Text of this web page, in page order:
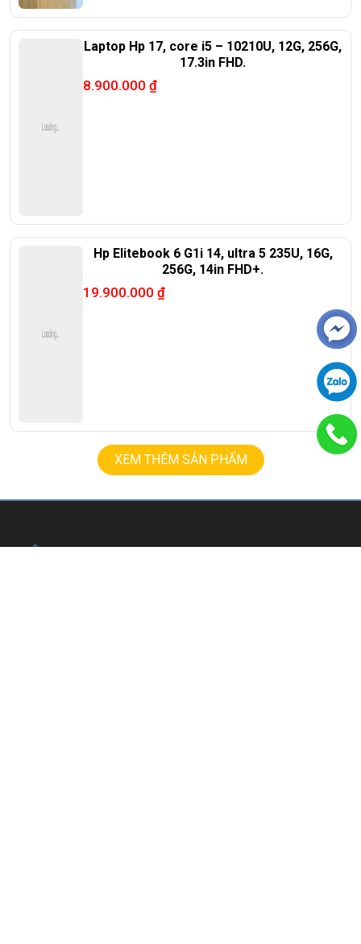
Laptop Hp 17, core i5 – 10210U, 12G, 256G,
17.3in FHD.
8.900.000 ₫